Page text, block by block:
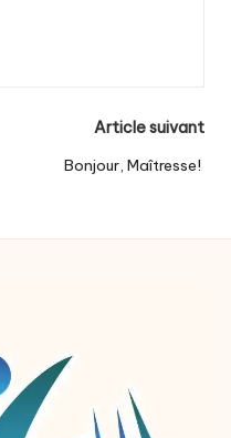
Article suivant
Bonjour, Maîtresse!